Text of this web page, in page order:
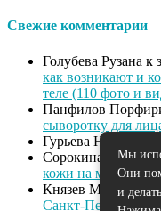
Свежие комментарии
Голубева Рузана к
как возникают и
теле (110 фото и
Панфилов
сыворотку для
Гурьева Нева
Сорокина Дианак
кожи на марше
Князев Миланк
Санкт-
Мы
Они
и